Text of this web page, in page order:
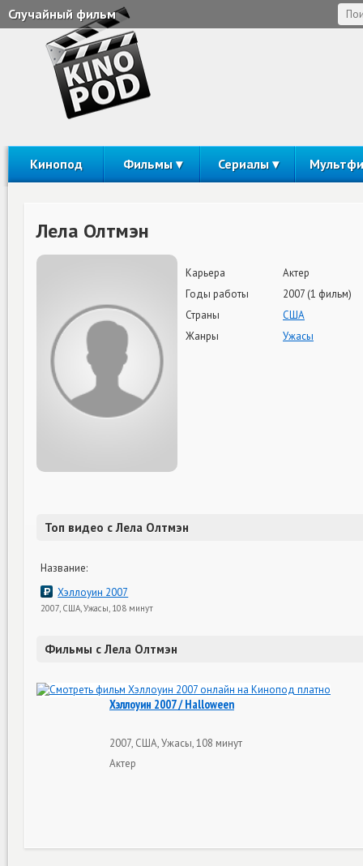
Случайный фильм
Кинопод Фильмы Сериалы
Лела Олтмэн
Карьера
Актер
Годы работы
2007 (1 фильм)
Страны
США
Жанры
Ужасы
Топ видео с Лела Олтмэн
Название:
Хэллоуин 2007
2007, США, Ужасы, 108 минут
Фильмы с Лела Олтмэн
Хэллоуин 2007 / Halloween
2007, США, Ужасы, 108 минут
Актер